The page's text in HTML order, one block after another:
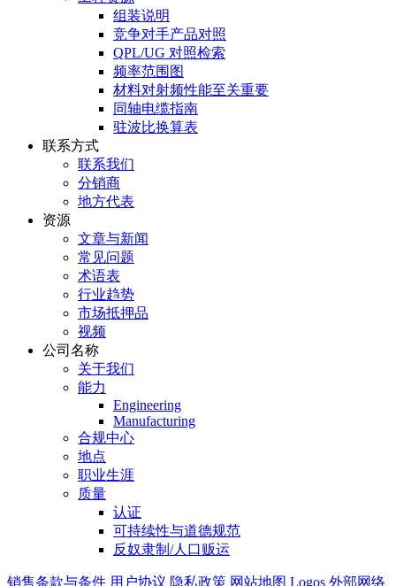
组装说明
竞争对手产品对照
QPL/UG 对照检索
频率范围图
材料对射频性能至关重要
同轴电缆指南
驻波比换算表
联系方式
联系我们
分销商
地方代表
资源
文章与新闻
常见问题
术语表
行业趋势
市场抵押品
视频
公司名称
关于我们
能力
Engineering
Manufacturing
合规中心
地点
职业生涯
质量
认证
可持续性与道德规范
反奴隶制/人口贩运
销售条款与条件 用户协议 隐私政策 网站地图 Logos 外部网络